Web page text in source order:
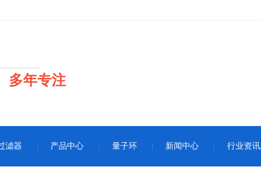
多年专注
滤器 产品中心 量子环 新闻中心 行业资讯